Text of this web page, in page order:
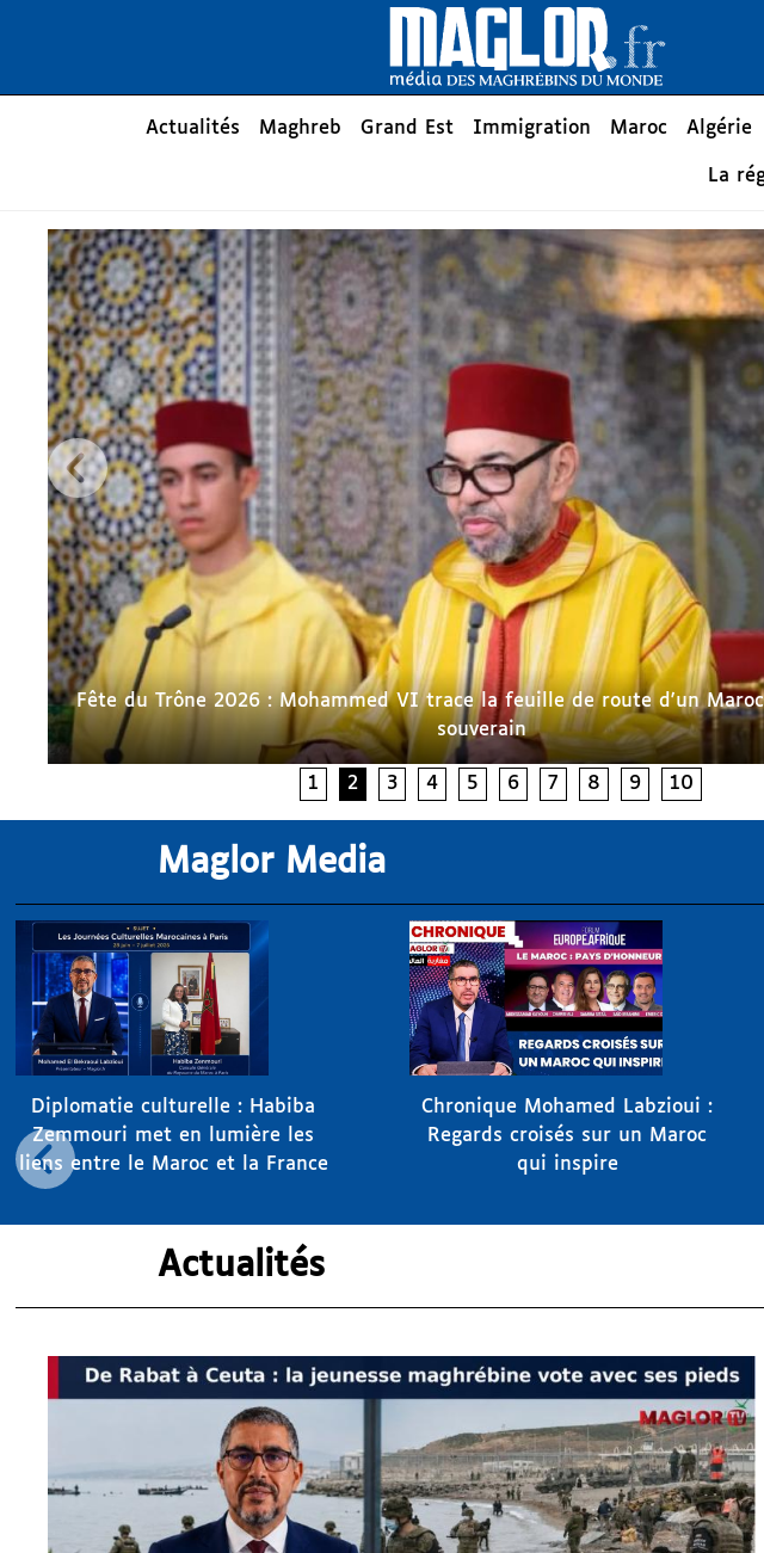
Main menu
Actualités Maghreb Grand Est Immigration Maroc Algérie
La
De Rabat à Ceuta : la jeunesse maghrébine vote avec ses
1 2 3 4 5 6 7 8 9 10
Maglor Media
Diplomatie culturelle : Habiba
Zemmouri met en lumière les
liens entre le Maroc et la France
Chronique Mohamed Labzioui :
Regards croisés sur un Maroc
qui inspire
Actualités